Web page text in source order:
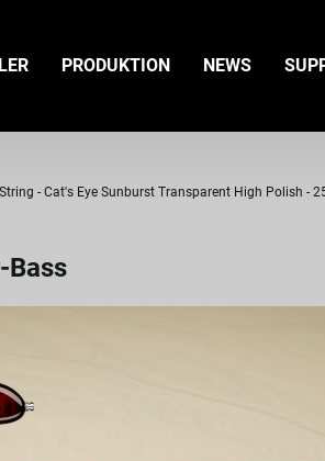
PRODUKTION NEWS
- Cat's Eye Sunburst Transparent High Polish -
Bass